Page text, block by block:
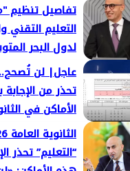
تفاصيل تنظيم
التعليم التقني
لدول البحر
عاجل| لن تُصحح..
تحذر من
الأماكن في
2026
“التعليم” تحذر